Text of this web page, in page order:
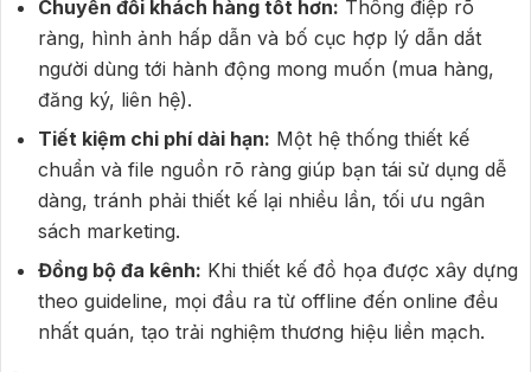
Chuyển đổi khách hàng tốt hơn: Thông điệp rõ
ràng, hình ảnh hấp dẫn và bố cục hợp lý dẫn dắt
người dùng tới hành động mong muốn (mua hàng,
đăng ký, liên hệ).
Tiết kiệm chi phí dài hạn: Một hệ thống thiết kế
chuẩn và file nguồn rõ ràng giúp bạn tái sử dụng dễ
dàng, tránh phải thiết kế lại nhiều lần, tối ưu ngân
sách marketing.
Đồng bộ đa kênh: Khi thiết kế đồ họa được xây dựng
theo guideline, mọi đầu ra từ offline đến online đều
nhất quán, tạo trải nghiệm thương hiệu liền mạch.